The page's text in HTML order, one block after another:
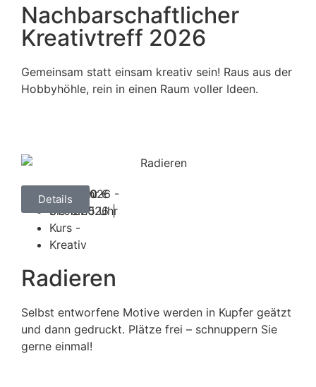
Nachbarschaftlicher
Kreativtreff 2026
Gemeinsam statt einsam kreativ sein! Raus aus der
Hobbyhöhle, rein in einen Raum voller Ideen.
04.05.2026 -
31.08.2026 |
Kurs -
Kreativ
ab 99,00 €
Montag
16:15 Uhr
bis 18:15 Uhr
Radieren
Selbst entworfene Motive werden in Kupfer geätzt
und dann gedruckt. Plätze frei – schnuppern Sie
gerne einmal!
Details